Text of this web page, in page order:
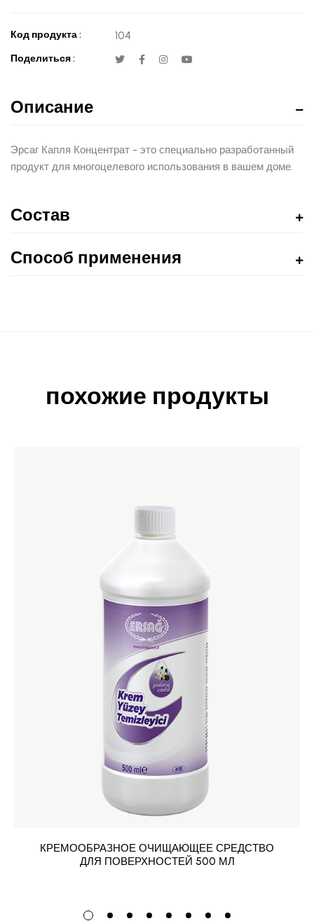
Код продукта : 104
Поделиться :
Описание
Эрсаг Капля Концентрат - это специально разработанный
продукт для многоцелевого использования в вашем доме.
Состав
Способ применения
похожие продукты
КРЕМООБРАЗНОЕ ОЧИЩАЮЩЕЕ СРЕДСТВО
ДЛЯ ПОВЕРХНОСТЕЙ 500 МЛ